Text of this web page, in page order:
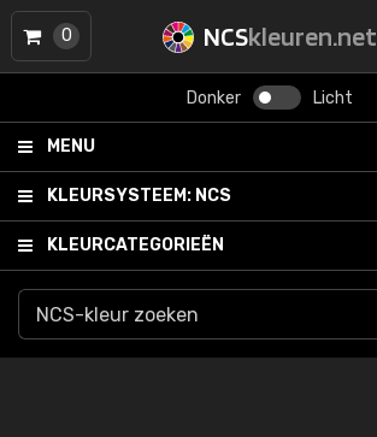
NCSkleuren.net
Donker Licht
MENU
KLEURSYSTEEM: NCS
KLEURCATEGORIEËN
0